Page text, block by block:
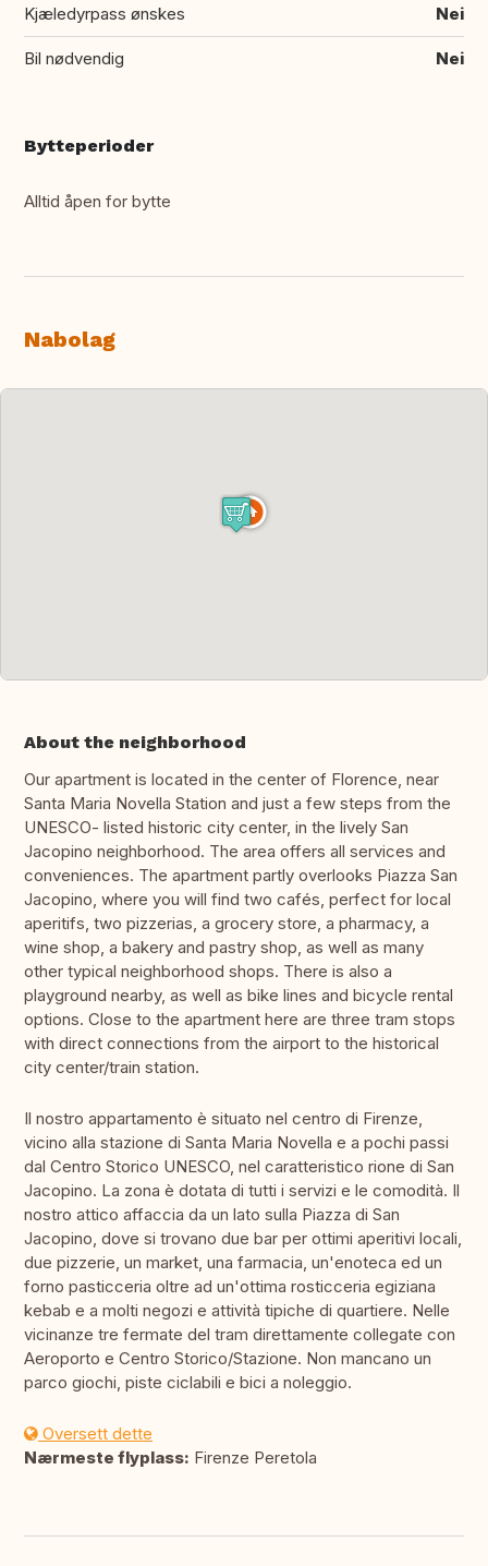
Kjæledyrpass ønskes Nei
Bil nødvendig Nei
Bytteperioder
Alltid åpen for bytte
Nabolag
About the neighborhood
Our apartment is located in the center of Florence, near
Santa Maria Novella Station and just a few steps from the
UNESCO- listed historic city center, in the lively San
Jacopino neighborhood. The area offers all services and
conveniences. The apartment partly overlooks Piazza San
Jacopino, where you will find two cafés, perfect for local
aperitifs, two pizzerias, a grocery store, a pharmacy, a
wine shop, a bakery and pastry shop, as well as many
other typical neighborhood shops. There is also a
playground nearby, as well as bike lines and bicycle rental
options. Close to the apartment here are three tram stops
with direct connections from the airport to the historical
city center/train station.
Il nostro appartamento è situato nel centro di Firenze,
vicino alla stazione di Santa Maria Novella e a pochi passi
dal Centro Storico UNESCO, nel caratteristico rione di San
Jacopino. La zona è dotata di tutti i servizi e le comodità. Il
nostro attico affaccia da un lato sulla Piazza di San
Jacopino, dove si trovano due bar per ottimi aperitivi locali,
due pizzerie, un market, una farmacia, un'enoteca ed un
forno pasticceria oltre ad un'ottima rosticceria egiziana
kebab e a molti negozi e attività tipiche di quartiere. Nelle
vicinanze tre fermate del tram direttamente collegate con
Aeroporto e Centro Storico/Stazione. Non mancano un
parco giochi, piste ciclabili e bici a noleggio.
Oversett dette
Nærmeste flyplass: Firenze Peretola